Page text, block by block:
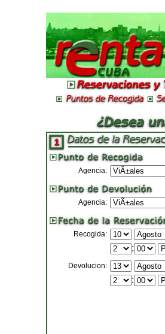
Agencia:
Agencia:
Recogida:
:
Devolucion:
: